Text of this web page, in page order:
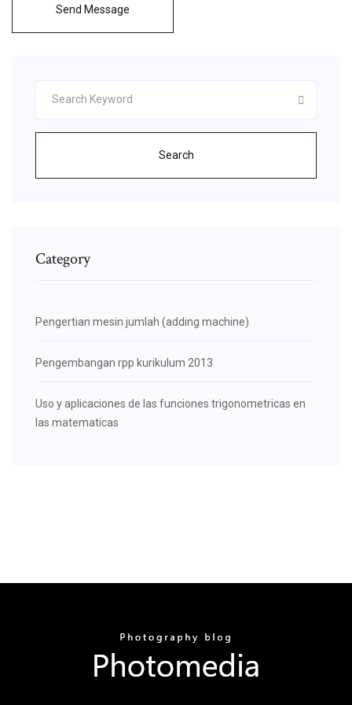
Send Message
Search
Category
Pengertian mesin jumlah (adding machine)
Pengembangan rpp kurikulum 2013
Uso y aplicaciones de las funciones trigonometricas en
las matematicas